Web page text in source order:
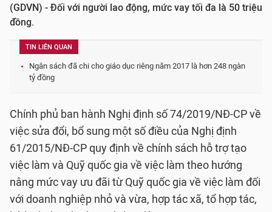
(GDVN) - Đối với người lao động, mức vay tối đa là 50 triệu
đồng.
TIN LIÊN QUAN
Ngân sách đã chi cho giáo dục riêng năm 2017 là hơn 248 ngàn
tỷ đồng
Chính phủ ban hành Nghị định số 74/2019/NĐ-CP về
việc sửa đổi, bổ sung một số điều của Nghị định
61/2015/NĐ-CP quy định về chính sách hỗ trợ tạo
việc làm và Quỹ quốc gia về việc làm theo hướng
nâng mức vay ưu đãi từ Quỹ quốc gia về việc làm đối
với doanh nghiệp nhỏ và vừa, hợp tác xã, tổ hợp tác,